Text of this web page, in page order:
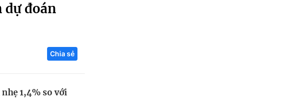
Infographic
Công nghệ
Sản phẩm
dự đoán
Chia sẻ
1,4% so với